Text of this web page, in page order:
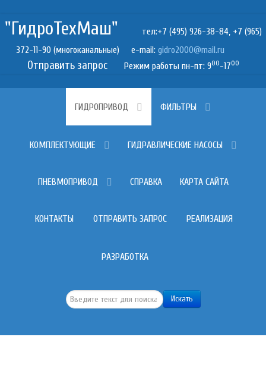
"ГидроТехМаш" тел:+7 (495) 926-38-84, +7 (965)
372-11-90 (многоканальные) e-mail:
Отправить запросРежим работы пн-пт: 900-1700
ГИДРОПРИВОД ФИЛЬТРЫ
КОМПЛЕКТУЮЩИЕ ГИДРАВЛИЧЕСКИЕ НАСОСЫ
ПНЕВМОПРИВОД СПРАВКА КАРТА САЙТА
КОНТАКТЫ ОТПРАВИТЬ ЗАПРОС РЕАЛИЗАЦИЯ
РАЗРАБОТКА
Искать... Искать